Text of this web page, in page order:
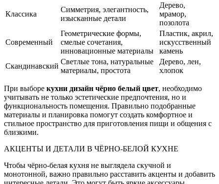
Классика
Симметрия, элегантность,
изысканные детали
Дерево,
мрамор,
позолота
Современный
Геометрические формы,
смелые сочетания,
инновационные материалы
Пластик, акрил,
искусственный
камень
Скандинавский
Светлые тона, натуральные
материалы, простота
Дерево, лен,
хлопок
При выборе кухни дизайн чёрно белый цвет, необходимо
учитывать не только эстетические предпочтения, но и
функциональность помещения. Правильно подобранные
материалы и планировка помогут создать комфортное и
стильное пространство для приготовления пищи и общения с
близкими.
АКЦЕНТЫ И ДЕТАЛИ В ЧЁРНО-БЕЛОЙ КУХНЕ
Чтобы чёрно-белая кухня не выглядела скучной и
монотонной, важно правильно расставить акценты и добавить